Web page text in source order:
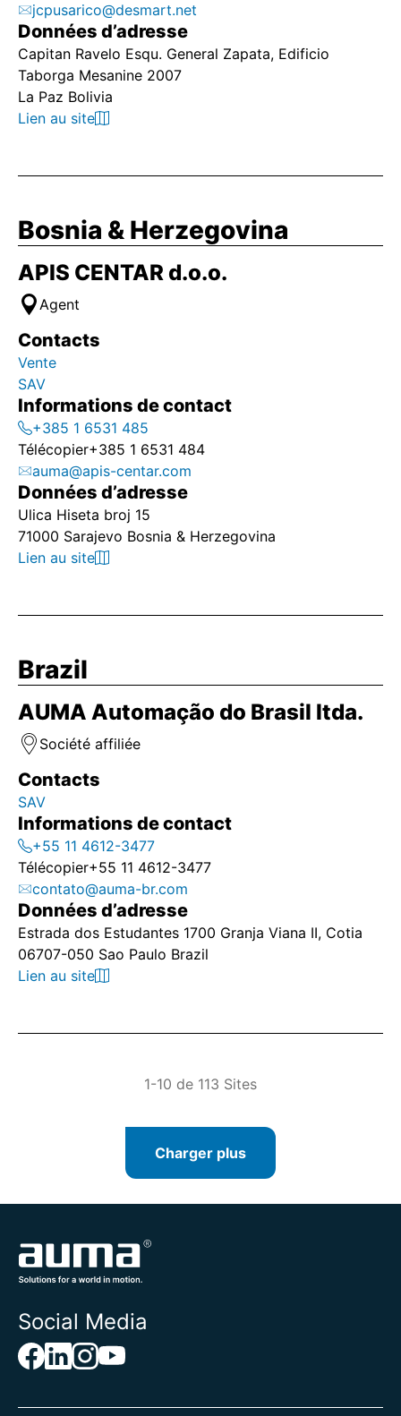
jcpusarico@desmart.net
Données d’adresse
Capitan Ravelo Esqu. General Zapata, Edificio
Taborga Mesanine 2007
La Paz Bolivia
Lien au site
Bosnia & Herzegovina
APIS CENTAR d.o.o.
Agent
Contacts
Vente
SAV
Informations de contact
+385 1 6531 485
Télécopier+385 1 6531 484
auma@apis-centar.com
Données d’adresse
Ulica Hiseta broj 15
71000 Sarajevo Bosnia & Herzegovina
Lien au site
Brazil
AUMA Automação do Brasil ltda.
Société affiliée
Contacts
SAV
Informations de contact
+55 11 4612-3477
Télécopier+55 11 4612-3477
contato@auma-br.com
Données d’adresse
Estrada dos Estudantes 1700 Granja Viana II, Cotia
06707-050 Sao Paulo Brazil
Lien au site
1-10 de 113 Sites
Charger plus
Social Media